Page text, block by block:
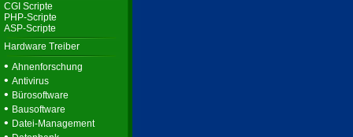
CGI Scripte
PHP-Scripte
ASP-Scripte
Hardware Treiber
• Ahnenforschung
• Antivirus
• Bürosoftware
• Bausoftware
• Datei-Management